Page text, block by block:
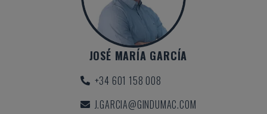
JOSÉ MARÍA GARCÍA
+34 601 158 008
J.GARCIA@GINDUMAC.COM